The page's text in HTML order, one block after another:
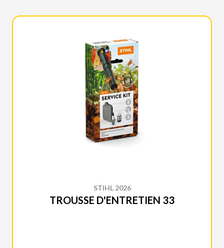
STIHL 2026
TROUSSE D'ENTRETIEN 33